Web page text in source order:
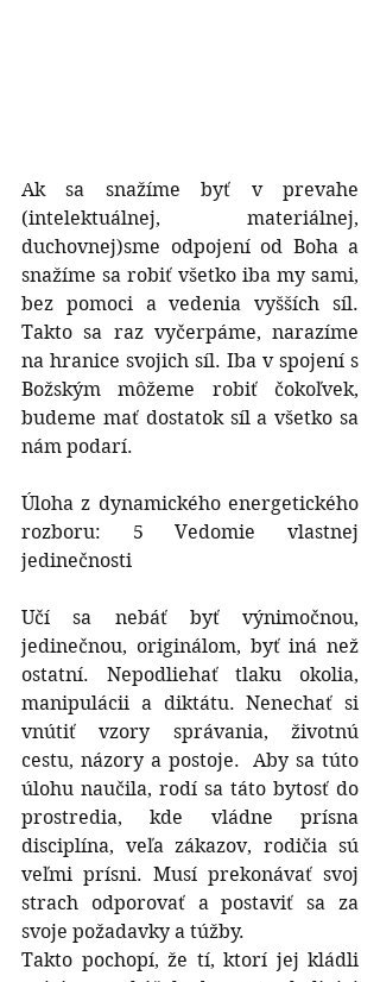
Ak sa snažíme byť v prevahe
(intelektuálnej, materiálnej,
duchovnej)sme odpojení od Boha a
snažíme sa robiť všetko iba my sami,
bez pomoci a vedenia vyšších síl.
Takto sa raz vyčerpáme, narazíme
na hranice svojich síl. Iba v spojení s
Božským môžeme robiť čokoľvek,
budeme mať dostatok síl a všetko sa
nám podarí.
Úloha z dynamického energetického
rozboru: 5 Vedomie vlastnej
jedinečnosti
Učí sa nebáť byť výnimočnou,
jedinečnou, originálom, byť iná než
ostatní. Nepodliehať tlaku okolia,
manipulácii a diktátu. Nenechať si
vnútiť vzory správania, životnú
cestu, názory a postoje.  Aby sa túto
úlohu naučila, rodí sa táto bytosť do
prostredia, kde vládne prísna
disciplína, veľa zákazov, rodičia sú
veľmi prísni. Musí prekonávať svoj
strach odporovať a postaviť sa za
svoje požadavky a túžby.
Takto pochopí, že tí, ktorí jej kládli